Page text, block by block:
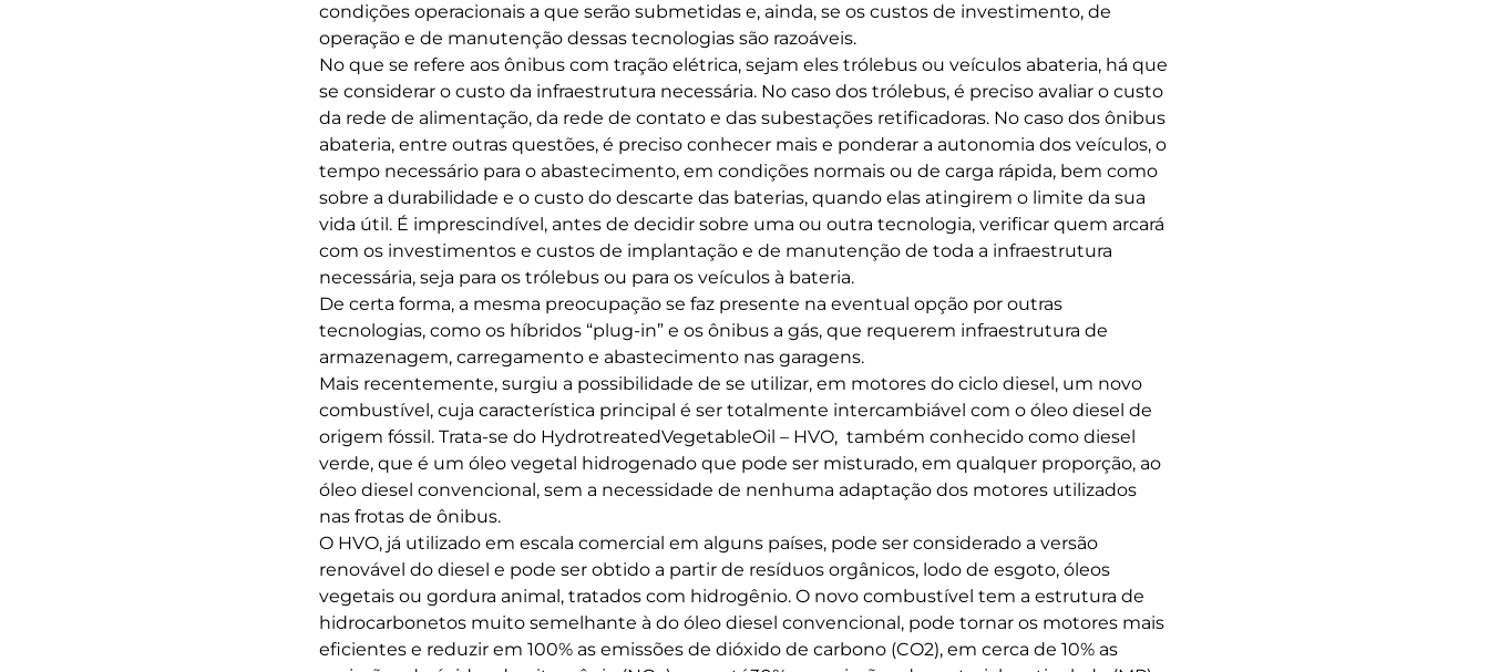
condições operacionais a que serão submetidas e, ainda, se os custos de investimento, de
operação e de manutenção dessas tecnologias são razoáveis.
No que se refere aos ônibus com tração elétrica, sejam eles trólebus ou veículos abateria, há que
se considerar o custo da infraestrutura necessária. No caso dos trólebus, é preciso avaliar o custo
da rede de alimentação, da rede de contato e das subestações retificadoras. No caso dos ônibus
abateria, entre outras questões, é preciso conhecer mais e ponderar a autonomia dos veículos, o
tempo necessário para o abastecimento, em condições normais ou de carga rápida, bem como
sobre a durabilidade e o custo do descarte das baterias, quando elas atingirem o limite da sua
vida útil. É imprescindível, antes de decidir sobre uma ou outra tecnologia, verificar quem arcará
com os investimentos e custos de implantação e de manutenção de toda a infraestrutura
necessária, seja para os trólebus ou para os veículos à bateria.
De certa forma, a mesma preocupação se faz presente na eventual opção por outras
tecnologias, como os híbridos “plug-in” e os ônibus a gás, que requerem infraestrutura de
armazenagem, carregamento e abastecimento nas garagens.
Mais recentemente, surgiu a possibilidade de se utilizar, em motores do ciclo diesel, um novo
combustível, cuja característica principal é ser totalmente intercambiável com o óleo diesel de
origem fóssil. Trata-se do HydrotreatedVegetableOil – HVO, também conhecido como diesel
verde, que é um óleo vegetal hidrogenado que pode ser misturado, em qualquer proporção, ao
óleo diesel convencional, sem a necessidade de nenhuma adaptação dos motores utilizados
nas frotas de ônibus.
O HVO, já utilizado em escala comercial em alguns países, pode ser considerado a versão
renovável do diesel e pode ser obtido a partir de resíduos orgânicos, lodo de esgoto, óleos
vegetais ou gordura animal, tratados com hidrogênio. O novo combustível tem a estrutura de
hidrocarbonetos muito semelhante à do óleo diesel convencional, pode tornar os motores mais
eficientes e reduzir em 100% as emissões de dióxido de carbono (CO2), em cerca de 10% as